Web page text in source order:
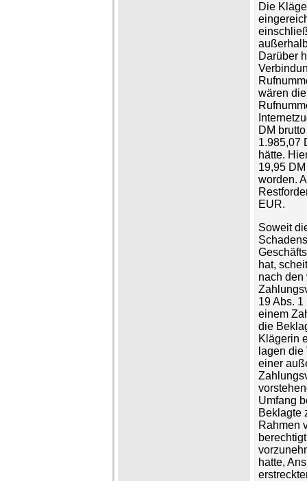
Die
Darüber
wären
DM
1.985,07
hätte.
19,95
worden.
EUR.
Soweit
hat,
nach den
19 Abs.
einem
die
Klägerin
lagen
einer
Umfang
Beklagte
Rahmen
hatte,